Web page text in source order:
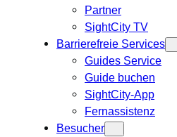
Partner
SightCity TV
Barrierefreie Services
Guides Service
Guide buchen
SightCity-App
Fernassistenz
Besucher